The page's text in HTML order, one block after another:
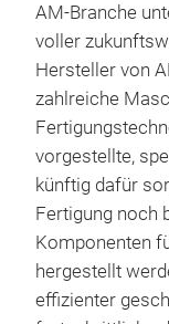
AM-Branche
voller
Hersteller von
zahlreiche
vorgestellte,
künftig dafür
Fertigung noch
Komponenten
hergestellt
effizienter